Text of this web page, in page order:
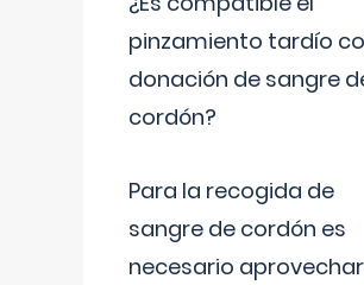
pinzamiento tardío
donación de sangre
cordón?
Para la recogida de
sangre de cordón es
necesario